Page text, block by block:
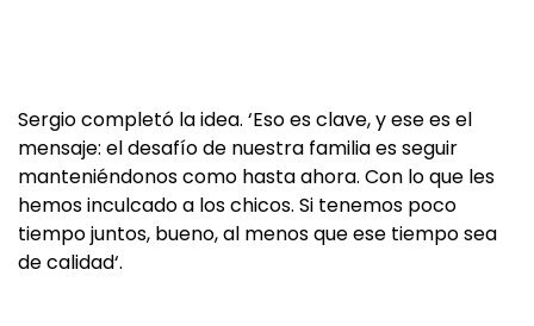
Sergio completó la idea. ‘Eso es clave, y ese es el
mensaje: el desafío de nuestra familia es seguir
manteniéndonos como hasta ahora. Con lo que les
hemos inculcado a los chicos. Si tenemos poco
tiempo juntos, bueno, al menos que ese tiempo sea
de calidad‘.